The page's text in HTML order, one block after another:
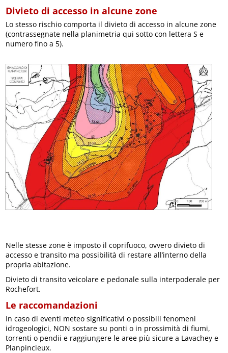
Divieto di accesso in alcune zone
Lo stesso rischio comporta il divieto di accesso in alcune zone
(contrassegnate nella planimetria qui sotto con lettera S e
numero fino a 5).
Nelle stesse zone è imposto il coprifuoco, ovvero divieto di
accesso e transito ma possibilità di restare all’interno della
propria abitazione.
Divieto di transito veicolare e pedonale sulla interpoderale per
Rochefort.
Le raccomandazioni
In caso di eventi meteo significativi o possibili fenomeni
idrogeologici, NON sostare su ponti o in prossimità di fiumi,
torrenti o pendii e raggiungere le aree più sicure a Lavachey e
Planpincieux.